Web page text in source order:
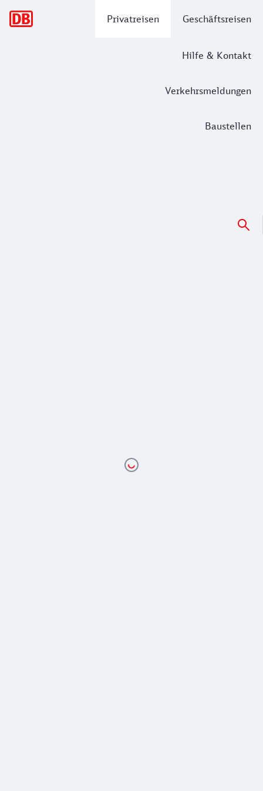
Privatreisen Geschäftsreisen
Hilfe & Kontakt
Verkehrsmeldungen
Baustellen